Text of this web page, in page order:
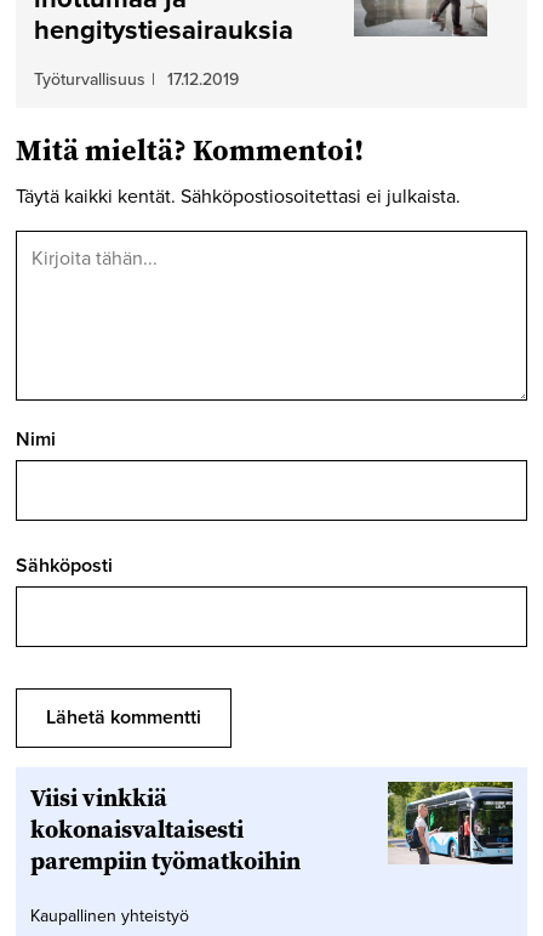
hengitystiesairauksia
Työturvallisuus | 17.12.2019
Mitä mieltä? Kommentoi!
Täytä kaikki kentät. Sähköpostiosoitettasi ei julkaista.
Nimi
Sähköposti
Viisi vinkkiä
kokonaisvaltaisesti
parempiin työmatkoihin
Kaupallinen yhteistyö